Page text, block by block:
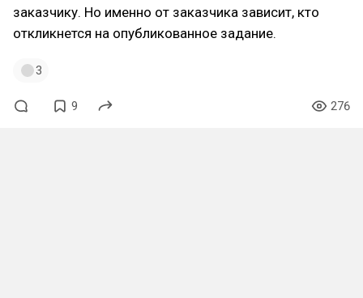
заказчику. Но именно от заказчика зависит, кто
откликнется на опубликованное задание.
3
9 276